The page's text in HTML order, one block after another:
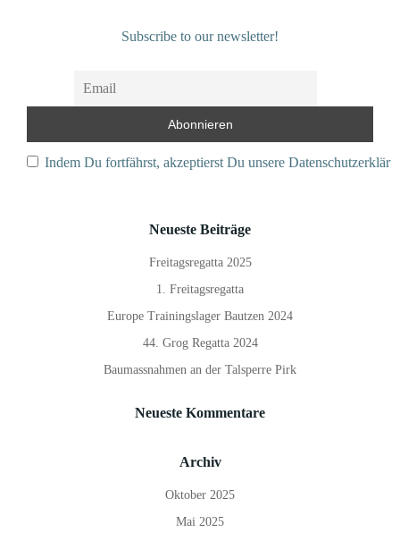
Subscribe to our newsletter!
Indem Du fortfährst, akzeptierst Du unsere
Neueste Beiträge
Freitagsregatta 2025
1. Freitagsregatta
Europe Trainingslager Bautzen 2024
44. Grog Regatta 2024
Baumassnahmen an der Talsperre Pirk
Neueste Kommentare
Archiv
Oktober 2025
Mai 2025